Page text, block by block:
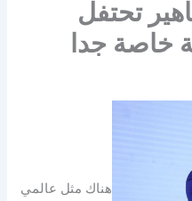
تحتفل
خاصة جدا
هناك مثل عالمي